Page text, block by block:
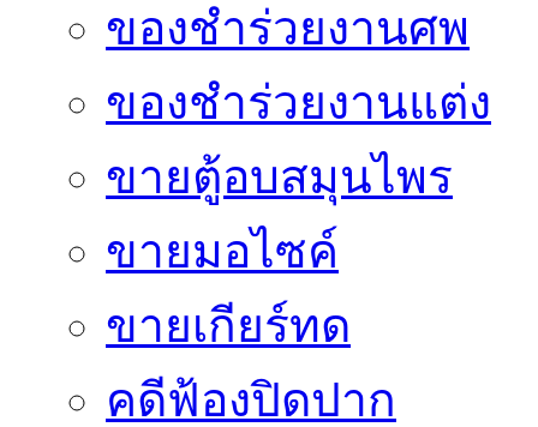
ของชำร่วยงานศพ
ของชำร่วยงานแต่ง
ขายตู้อบสมุนไพร
ขายมอไซค์
ขายเกียร์ทด
คดีฟ้องปิดปาก